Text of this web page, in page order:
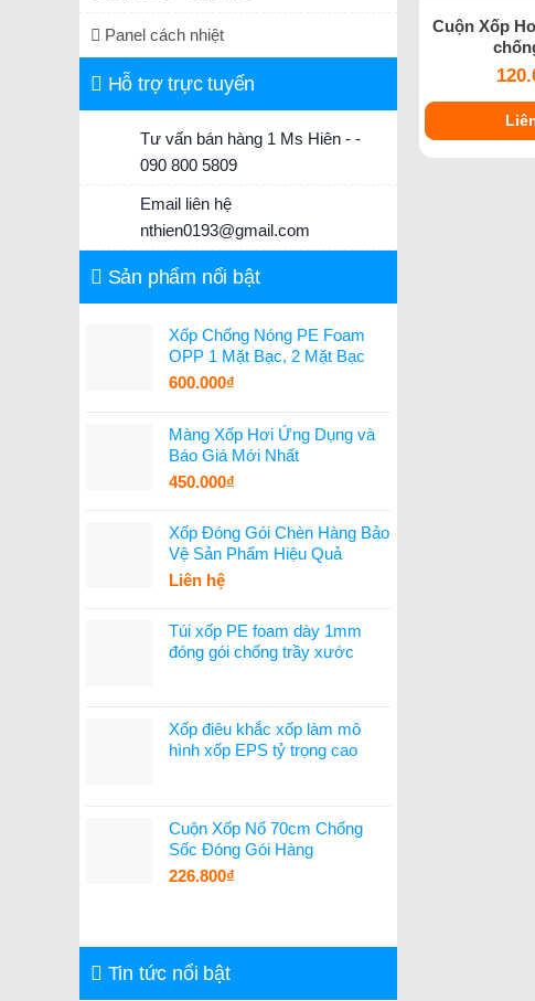
Panel cách nhiệt
Hỗ trợ trực tuyến
Tư vấn bán hàng 1 Ms Hiên - -
090 800 5809
Email liên hệ
nthien0193@gmail.com
Sản phẩm nổi bật
Xốp Chống Nóng PE Foam
OPP 1 Mặt Bạc, 2 Mặt Bạc
600.000₫
Màng Xốp Hơi Ứng Dụng và
Báo Giá Mới Nhất
450.000₫
Xốp Đóng Gói Chèn Hàng Bảo
Vệ Sản Phẩm Hiệu Quả
Liên hệ
Túi xốp PE foam dày 1mm
đóng gói chống trầy xước
Xốp điêu khắc xốp làm mô
hình xốp EPS tỷ trọng cao
Cuộn Xốp Nổ 70cm Chống
Sốc Đóng Gói Hàng
226.800₫
Tin tức nổi bật
Cuộn Xốp